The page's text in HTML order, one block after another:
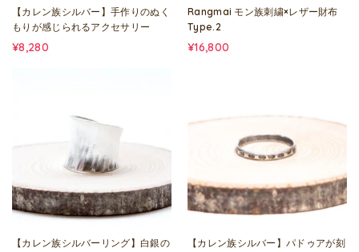
【カレン族シルバー】手作りのぬく
もりが感じられるアクセサリー
¥8,280
Rangmai モン族刺繍×レザー財布
Type.2
¥16,800
【カレン族シルバーリング】白銀の
【カレン族シルバー】パドゥアが刻